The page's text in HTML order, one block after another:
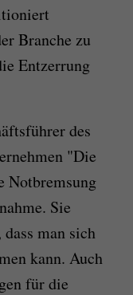
Branche zu
Entzerrung
des
"Die
Notbremsung
Sie
man sich
kann. Auch
für die